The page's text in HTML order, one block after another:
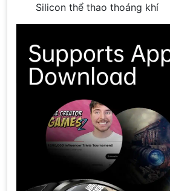
Silicon thể thao thoáng khí